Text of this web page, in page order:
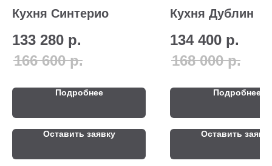
Кухня Синтерио
133 280 р.
166 600 р.
Подробнее
Оставить заявку
Кухня Дублин
134 400 р.
168 000 р.
Подробнее
Оставить